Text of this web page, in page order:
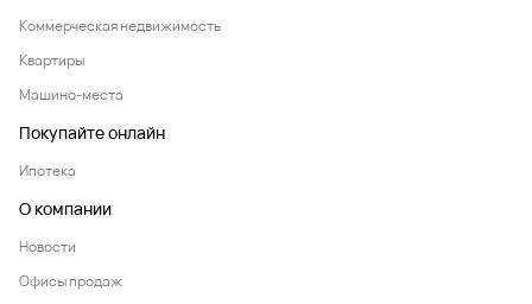
Коммерческая недвижимость
Квартиры
Машино-места
Покупайте онлайн
Ипотека
О компании
Новости
Офисы продаж